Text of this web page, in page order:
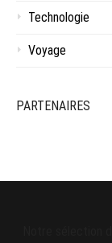
Technologie
Voyage
PARTENAIRES